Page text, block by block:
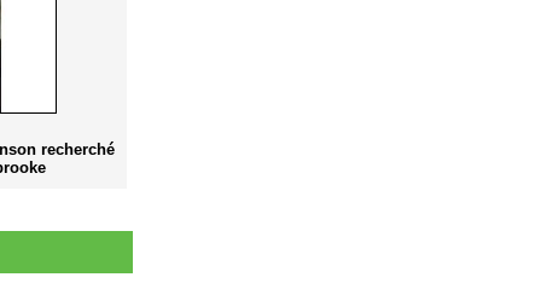
recherché